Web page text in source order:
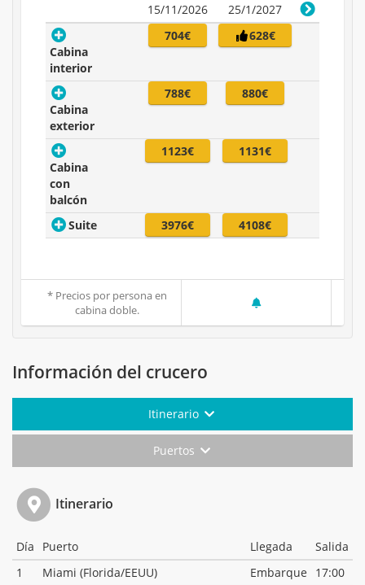
15/11/2026 25/1/2027
Cabina
interior
704€ 628€
Cabina
exterior
788€ 880€
Cabina
con
balcón
1123€ 1131€
Suite 3976€ 4108€
* Precios por persona en
cabina doble.
Información del crucero
Itinerario
Puertos
Itinerario
Día Puerto Llegada
Salida
1
Miami (Florida/EEUU) Embarque
17:00